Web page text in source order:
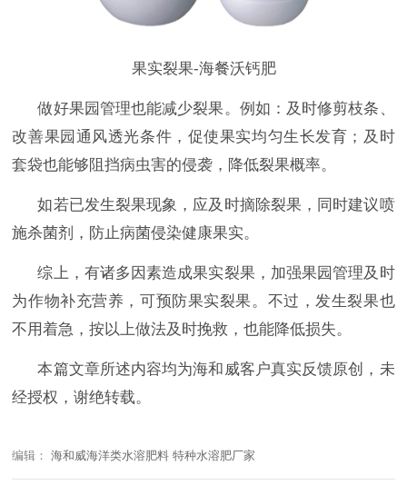
果实裂果-海餐沃钙肥
做好果园管理也能减少裂果。例如：及时修剪枝条、
改善果园通风透光条件，促使果实均匀生长发育；及时
套袋也能够阻挡病虫害的侵袭，降低裂果概率。
如若已发生裂果现象，应及时摘除裂果，同时建议喷
施杀菌剂，防止病菌侵染健康果实。
综上，有诸多因素造成果实裂果，加强果园管理及时
为作物补充营养，可预防果实裂果。不过，发生裂果也
不用着急，按以上做法及时挽救，也能降低损失。
本篇文章所述内容均为海和威客户真实反馈原创，未
经授权，谢绝转载。
编辑：海和威海洋类水溶肥料 特种水溶肥厂家